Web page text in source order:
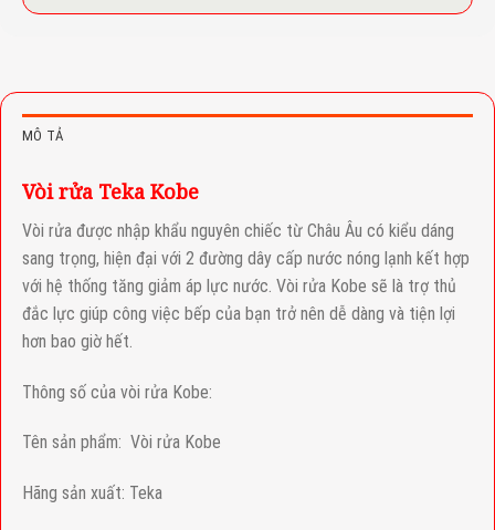
MÔ TẢ
Vòi rửa Teka Kobe
Vòi rửa được nhập khẩu nguyên chiếc từ Châu Âu có kiểu dáng
sang trọng, hiện đại với 2 đường dây cấp nước nóng lạnh kết hợp
với hệ thống tăng giảm áp lực nước. Vòi rửa Kobe sẽ là trợ thủ
đắc lực giúp công việc bếp của bạn trở nên dễ dàng và tiện lợi
hơn bao giờ hết.
Thông số của vòi rửa Kobe:
Tên sản phẩm: Vòi rửa Kobe
Hãng sản xuất: Teka